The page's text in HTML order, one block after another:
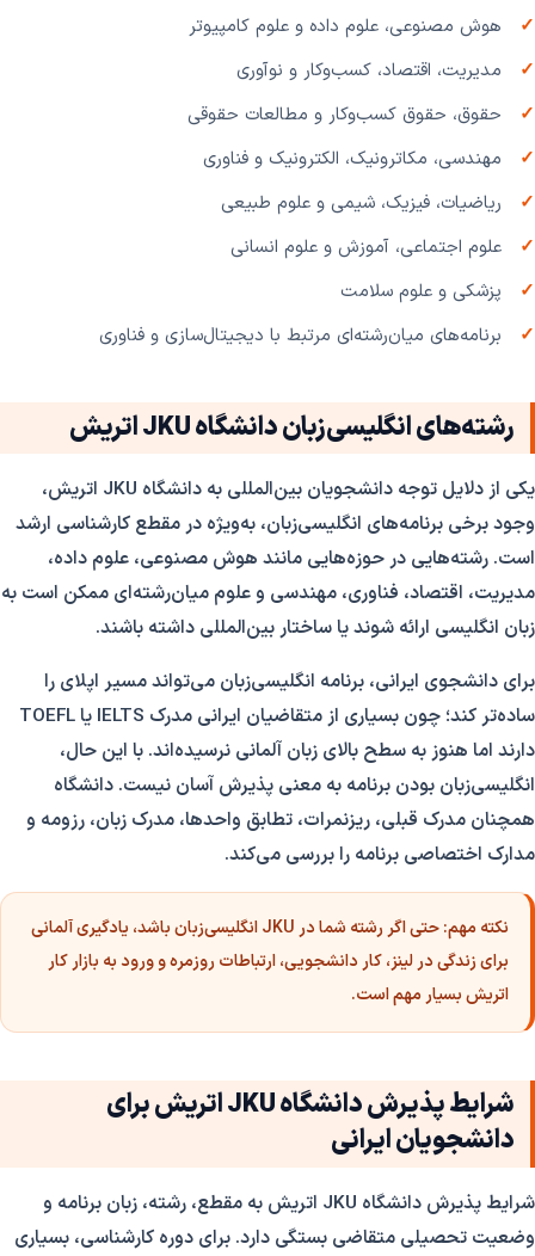
هوش مصنوعی، علوم داده و علوم کامپیوتر
مدیریت، اقتصاد، کسب‌وکار و نوآوری
حقوق، حقوق کسب‌وکار و مطالعات حقوقی
مهندسی، مکاترونیک، الکترونیک و فناوری
ریاضیات، فیزیک، شیمی و علوم طبیعی
علوم اجتماعی، آموزش و علوم انسانی
پزشکی و علوم سلامت
برنامه‌های میان‌رشته‌ای مرتبط با دیجیتال‌سازی و فناوری
رشته‌های انگلیسی‌زبان دانشگاه JKU اتریش
یکی از دلایل توجه دانشجویان بین‌المللی به دانشگاه JKU اتریش،
وجود برخی برنامه‌های انگلیسی‌زبان، به‌ویژه در مقطع کارشناسی ارشد
است. رشته‌هایی در حوزه‌هایی مانند هوش مصنوعی، علوم داده،
مدیریت، اقتصاد، فناوری، مهندسی و علوم میان‌رشته‌ای ممکن است به
زبان انگلیسی ارائه شوند یا ساختار بین‌المللی داشته باشند.
برای دانشجوی ایرانی، برنامه انگلیسی‌زبان می‌تواند مسیر اپلای را
ساده‌تر کند؛ چون بسیاری از متقاضیان ایرانی مدرک IELTS یا TOEFL
دارند اما هنوز به سطح بالای زبان آلمانی نرسیده‌اند. با این حال،
انگلیسی‌زبان بودن برنامه به معنی پذیرش آسان نیست. دانشگاه
همچنان مدرک قبلی، ریزنمرات، تطابق واحدها، مدرک زبان، رزومه و
مدارک اختصاصی برنامه را بررسی می‌کند.
نکته مهم:
حتی اگر رشته شما در JKU انگلیسی‌زبان باشد، یادگیری آلمانی
برای زندگی در لینز، کار دانشجویی، ارتباطات روزمره و ورود به بازار کار
اتریش بسیار مهم است.
شرایط پذیرش دانشگاه JKU اتریش برای
دانشجویان ایرانی
شرایط پذیرش دانشگاه JKU اتریش به مقطع، رشته، زبان برنامه و
وضعیت تحصیلی متقاضی بستگی دارد. برای دوره کارشناسی، بسیاری